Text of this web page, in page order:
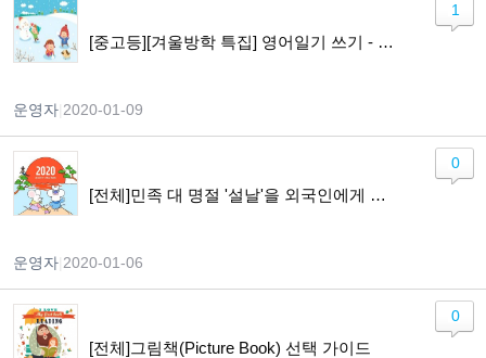
[중고등][겨울방학 특집] 영어일기 쓰기 - Lets Keep a Diary in English
운영자 2020-01-09
1
[전체]민족 대 명절 '설날'을 외국인에게 소개하기!!
운영자 2020-01-06
0
[전체]그림책(Picture Book) 선택 가이드
0